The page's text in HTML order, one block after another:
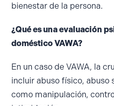
bienestar de la persona.
¿Qué es una evaluación
doméstico VAWA?
En un caso de VAWA, la
incluir abuso físico, abuso
como manipulación,